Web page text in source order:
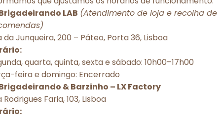
as melhores experiências, utilizamos tecnologias como cookies
e/ou acessar informações do dispositivo. O consentimento com essas
processar dados como comportamento de navegação ou IDs únicos
ou a retirada do consentimento podem afetar negativamente
e funções.
LAB (Atendimento de loja e recolha de
da Junqueira, 200 – Páteo, Porta 36, Lisboa
quarta, quinta, sexta e sábado: 10h00–17h00
feira e domingo: Encerrado
& Barzinho – LX Factory
Rodrigues Faria, 103, Lisboa